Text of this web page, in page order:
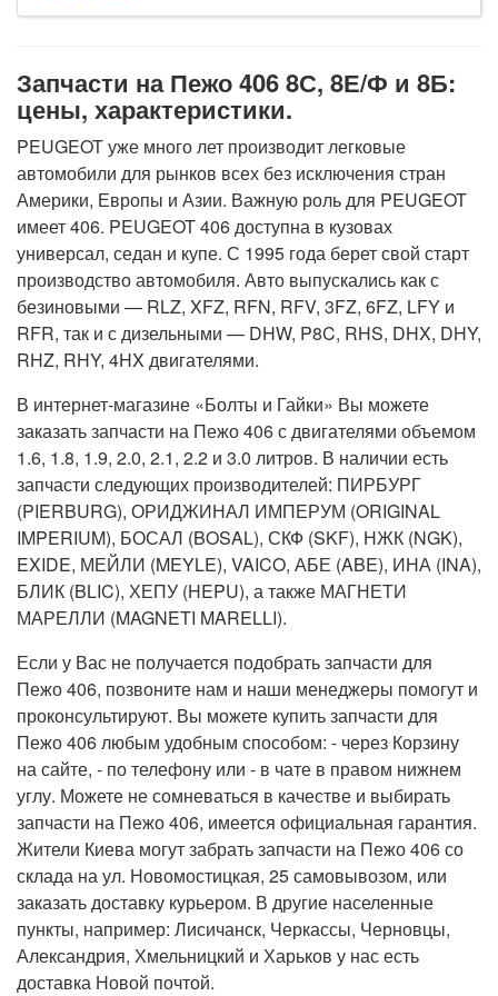
Запчасти на Пежо 406 8С, 8Е/Ф и 8Б:
цены, характеристики.
PEUGEOT уже много лет производит легковые
автомобили для рынков всех без исключения стран
Америки, Европы и Азии. Важную роль для PEUGEOT
имеет 406. PEUGEOT 406 доступна в кузовах
универсал, седан и купе. С 1995 года берет свой старт
производство автомобиля. Авто выпускались как с
безиновыми — RLZ, XFZ, RFN, RFV, 3FZ, 6FZ, LFY и
RFR, так и с дизельными — DHW, P8C, RHS, DHX, DHY,
RHZ, RHY, 4HX двигателями.
В интернет-магазине «Болты и Гайки» Вы можете
заказать запчасти на Пежо 406 с двигателями объемом
1.6, 1.8, 1.9, 2.0, 2.1, 2.2 и 3.0 литров. В наличии есть
запчасти следующих производителей: ПИРБУРГ
(PIERBURG), ОРИДЖИНАЛ ИМПЕРУМ (ORIGINAL
IMPERIUM), БОСАЛ (BOSAL), СКФ (SKF), НЖК (NGK),
EXIDE, МЕЙЛИ (MEYLE), VAICO, АБЕ (ABE), ИНА (INA),
БЛИК (BLIC), ХЕПУ (HEPU), а также МАГНЕТИ
МАРЕЛЛИ (MAGNETI MARELLI).
Если у Вас не получается подобрать запчасти для
Пежо 406, позвоните нам и наши менеджеры помогут и
проконсультируют. Вы можете купить запчасти для
Пежо 406 любым удобным способом: - через Корзину
на сайте, - по телефону или - в чате в правом нижнем
углу. Можете не сомневаться в качестве и выбирать
запчасти на Пежо 406, имеется официальная гарантия.
Жители Киева могут забрать запчасти на Пежо 406 со
склада на ул. Новомостицкая, 25 самовывозом, или
заказать доставку курьером. В другие населенные
пункты, например: Лисичанск, Черкассы, Черновцы,
Александрия, Хмельницкий и Харьков у нас есть
доставка Новой почтой.